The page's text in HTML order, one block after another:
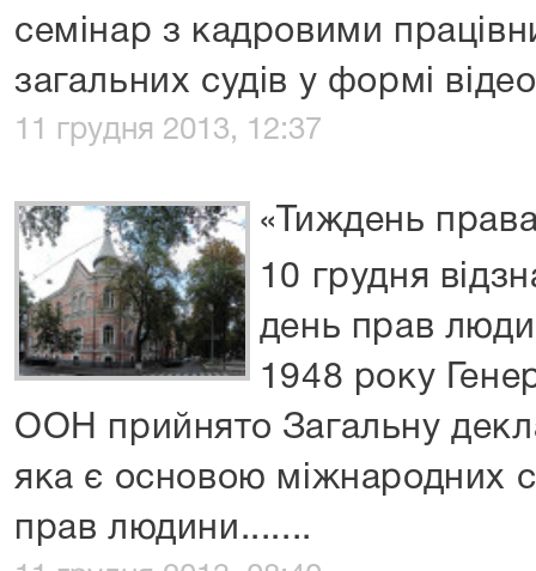
семінар з кадровими
загальних судів у формі
11 грудня 2013, 12:37
«Тиждень
10 грудня
день прав
1948 року
ООН прийнято Загальну
яка є основою міжнародних
прав людини.......